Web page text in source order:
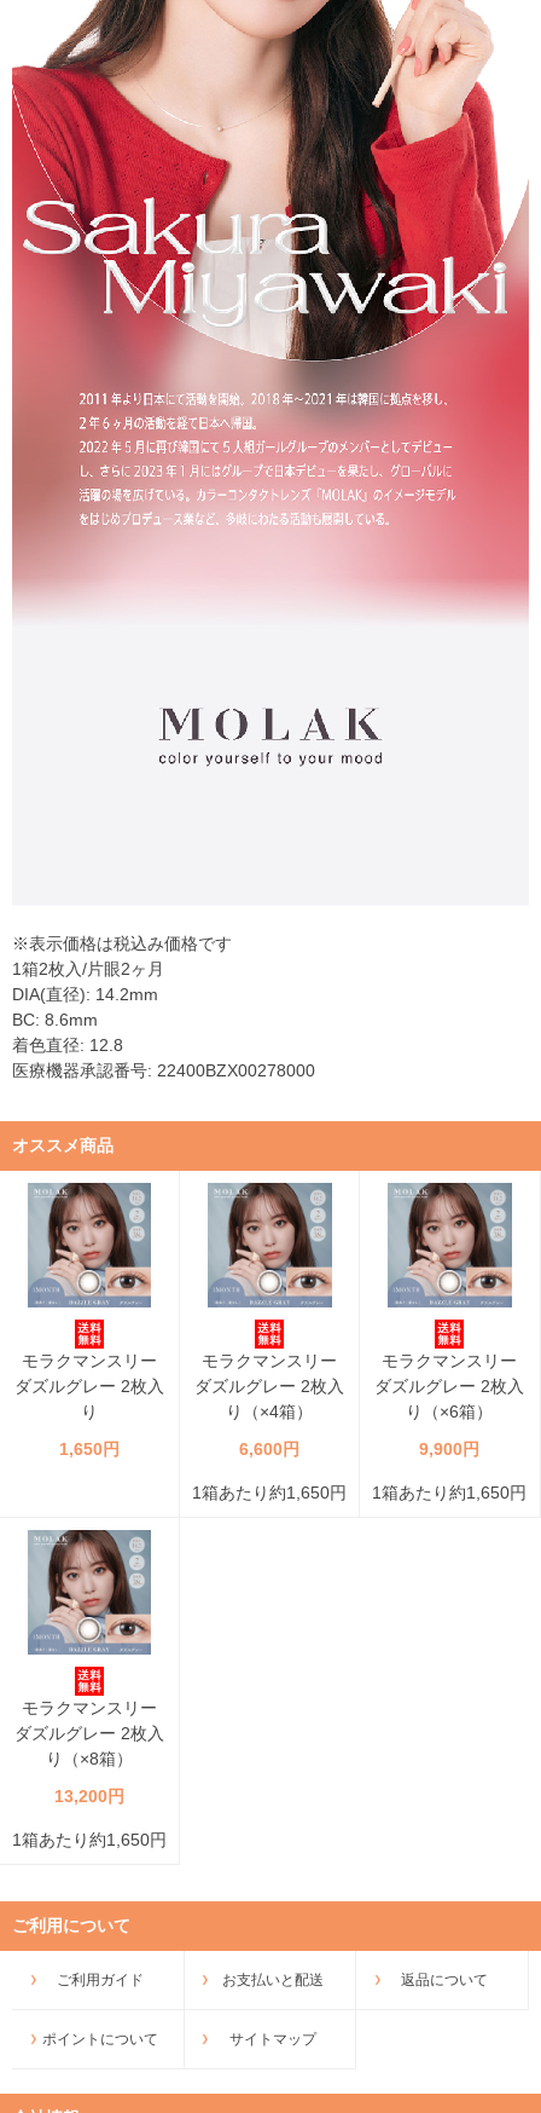
※表示価格は税込み価格です
1箱2枚入/片眼2ヶ月
DIA(直径): 14.2mm
BC: 8.6mm
着色直径: 12.8
医療機器承認番号: 22400BZX00278000
オススメ商品
モラクマンスリー
ダズルグレー 2枚入
り
1,650円
モラクマンスリー
ダズルグレー 2枚入
り（×4箱）
6,600円
1箱あたり約1,650円
モラクマンスリー
ダズルグレー 2枚入
り（×6箱）
9,900円
1箱あたり約1,650円
モラクマンスリー
ダズルグレー 2枚入
り（×8箱）
13,200円
1箱あたり約1,650円
ご利用について
ご利用ガイド お支払いと配送 返品について
ポイントについて サイトマップ